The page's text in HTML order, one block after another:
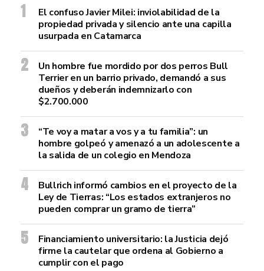
El confuso Javier Milei: inviolabilidad de la
propiedad privada y silencio ante una capilla
usurpada en Catamarca
Un hombre fue mordido por dos perros Bull
Terrier en un barrio privado, demandó a sus
dueños y deberán indemnizarlo con
$2.700.000
“Te voy a matar a vos y a tu familia”: un
hombre golpeó y amenazó a un adolescente a
la salida de un colegio en Mendoza
Bullrich informó cambios en el proyecto de la
Ley de Tierras: “Los estados extranjeros no
pueden comprar un gramo de tierra”
Financiamiento universitario: la Justicia dejó
firme la cautelar que ordena al Gobierno a
cumplir con el pago